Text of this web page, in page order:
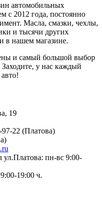
автомобильных
с 2012 года, постоянно
Масла, смазки, чехлы,
и тысячи других
в нашем магазине.
и самый большой выбор
у нас каждый
19
22 (Платова)
ул.Платова: пн-вс 9:00-
19:00 ч.